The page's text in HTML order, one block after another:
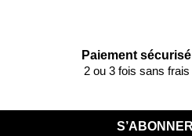
Paiement sécurisé
2 ou 3 fois sans frais